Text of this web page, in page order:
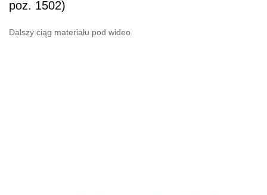
poz. 1502)
Dalszy ciąg materiału pod wideo